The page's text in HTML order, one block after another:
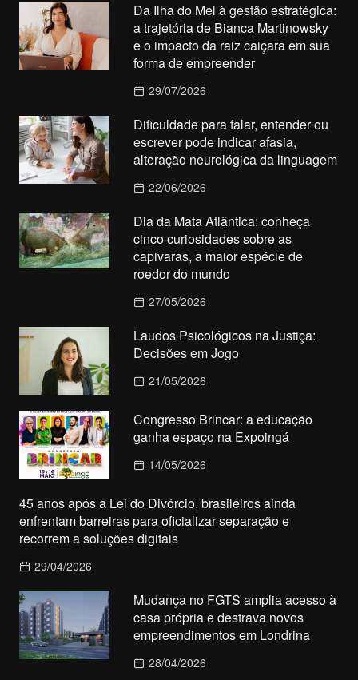
Da Ilha do Mel à gestão estratégica:
a trajetória de Bianca Martinowsky
e o impacto da raiz caiçara em sua
forma de empreender
29/07/2026
Dificuldade para falar, entender ou
escrever pode indicar afasia,
alteração neurológica da linguagem
22/06/2026
Dia da Mata Atlântica: conheça
cinco curiosidades sobre as
capivaras, a maior espécie de
roedor do mundo
27/05/2026
Laudos Psicológicos na Justiça:
Decisões em Jogo
21/05/2026
Congresso Brincar: a educação
ganha espaço na Expoingá
14/05/2026
45 anos após a Lei do Divórcio, brasileiros ainda
enfrentam barreiras para oficializar separação e
recorrem a soluções digitais
29/04/2026
Mudança no FGTS amplia acesso à
casa própria e destrava novos
empreendimentos em Londrina
28/04/2026